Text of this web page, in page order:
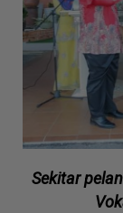
Sekitar